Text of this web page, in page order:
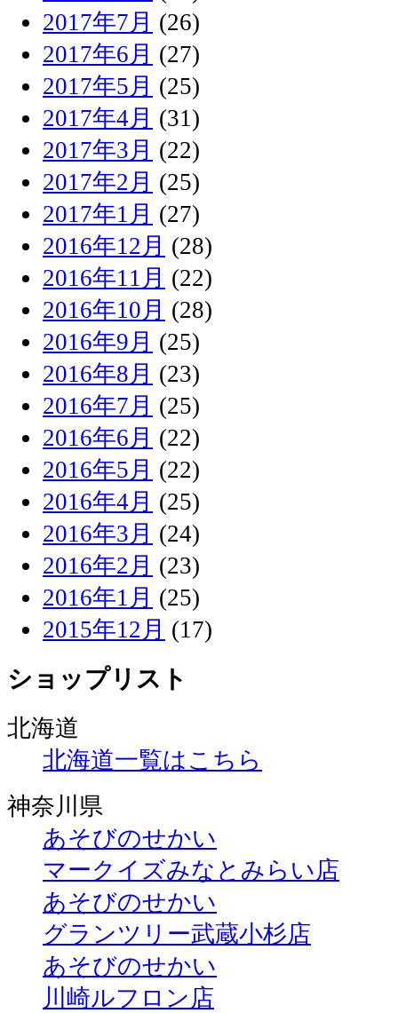
2017年7月 (26)
2017年6月 (27)
2017年5月 (25)
2017年4月 (31)
2017年3月 (22)
2017年2月 (25)
2017年1月 (27)
2016年12月 (28)
2016年11月 (22)
2016年10月 (28)
2016年9月 (25)
2016年8月 (23)
2016年7月 (25)
2016年6月 (22)
2016年5月 (22)
2016年4月 (25)
2016年3月 (24)
2016年2月 (23)
2016年1月 (25)
2015年12月 (17)
ショップリスト
北海道
北海道一覧はこちら
神奈川県
あそびのせかい
マークイズみなとみらい店
あそびのせかい
グランツリー武蔵小杉店
あそびのせかい
川崎ルフロン店